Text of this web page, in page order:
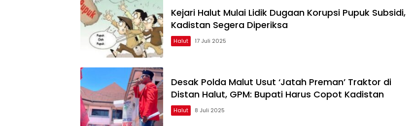
Kejari Halut Mulai Lidik Dugaan Korupsi Pupuk Subsidi,
Kadistan Segera Diperiksa
Halut 17 Juli 2025
Desak Polda Malut Usut ‘Jatah Preman’ Traktor di
Distan Halut, GPM: Bupati Harus Copot Kadistan
Halut 8 Juli 2025